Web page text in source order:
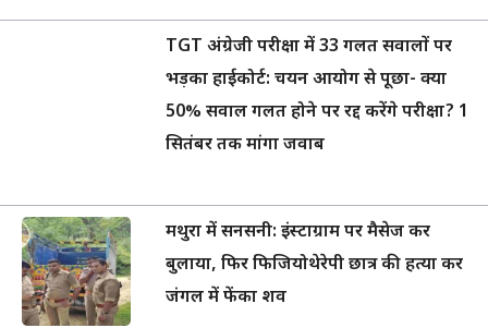
TGT अंग्रेजी परीक्षा में 33 गलत सवालों पर
भड़का हाईकोर्ट: चयन आयोग से पूछा- क्या
50% सवाल गलत होने पर रद्द करेंगे परीक्षा? 1
सितंबर तक मांगा जवाब
मथुरा में सनसनी: इंस्टाग्राम पर मैसेज कर
बुलाया, फिर फिजियोथेरेपी छात्र की हत्या कर
जंगल में फेंका शव